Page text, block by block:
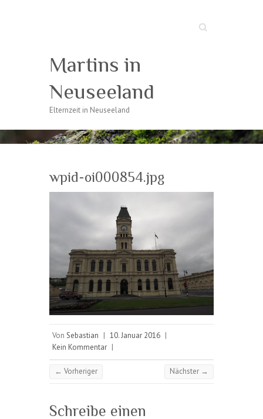
Suche
Martins in
Neuseeland
Elternzeit in Neuseeland
wpid-oi000854.jpg
Von Sebastian | 10. Januar 2016 |
Kein Kommentar |
← Vorheriger Nächster →
Schreibe einen